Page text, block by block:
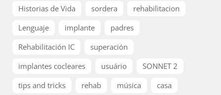
Historias de Vida
sordera
rehabilitacion
Lenguaje
implante
padres
Rehabilitación IC
superación
implantes cocleares
usuário
SONNET 2
tips and tricks
rehab música
casa